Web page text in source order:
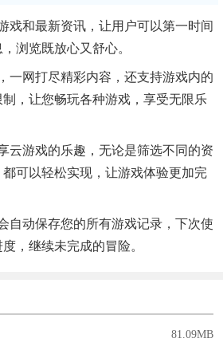
戏和最新资讯，让用户可以第一时间
浏览既放心又舒心。
一网打尽精彩内容，还支持游戏内的
，让您畅玩各种游戏，享受无限乐
云游戏的乐趣，无论是筛选不同的资
可以轻松实现，让游戏体验更加完
自动保存您的所有游戏记录，下次使
，继续未完成的冒险。
81.09MB